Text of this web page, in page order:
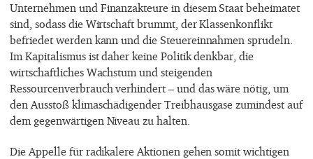
Unternehmen und Finanzakteure in diesem Staat beheimatet
sind, sodass die Wirtschaft brummt, der Klassenkonflikt
befriedet werden kann und die Steuereinnahmen sprudeln.
Im Kapitalismus ist daher keine Politik denkbar, die
wirtschaftliches Wachstum und steigenden
Ressourcenverbrauch verhindert – und das wäre nötig, um
den Ausstoß klimaschädigender Treibhausgase zumindest auf
dem gegenwärtigen Niveau zu halten.
Die Appelle für radikalere Aktionen gehen somit wichtigen